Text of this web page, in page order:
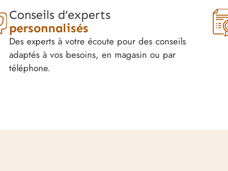
Conseils d’experts
personnalisés
Des experts à votre écoute pour des conseils
adaptés à vos besoins, en magasin ou par
téléphone.